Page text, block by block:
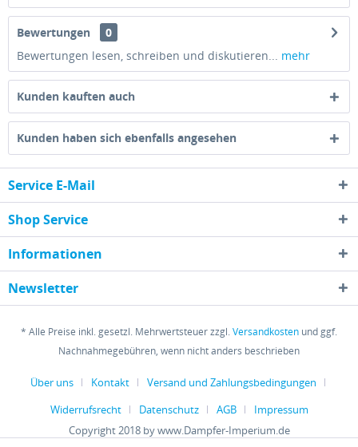
Bewertungen
0
Bewertungen lesen, schreiben und diskutieren... mehr
Kunden kauften auch
Kunden haben sich ebenfalls angesehen
Service E-Mail
Shop Service
Informationen
Newsletter
* Alle Preise inkl. gesetzl. Mehrwertsteuer zzgl.Versandkosten und ggf.
Nachnahmegebühren, wenn nicht anders beschrieben
Über uns Kontakt
Versand und Zahlungsbedingungen
Widerrufsrecht
Datenschutz AGB
Impressum
Copyright 2018 by www.Dampfer-Imperium.de